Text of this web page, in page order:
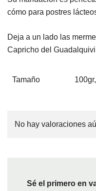
cómo para postres
Deja a un lado las
Capricho del
Tamaño
No hay valoraciones
Sé el primero en